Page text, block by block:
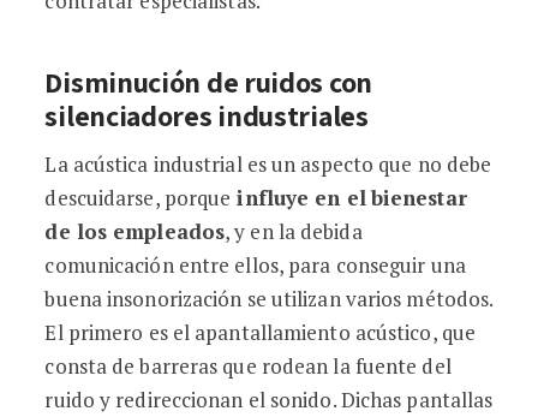
Disminución de ruidos con
silenciadores industriales
La acústica industrial es un aspecto que no debe
descuidarse, porque influye en elbienestar
de los empleados, y en la debida
comunicación entre ellos, para conseguir una
buena insonorización se utilizan varios métodos.
El primero es el apantallamiento acústico, que
consta de barreras que rodean la fuente del
ruido y redireccionan el sonido. Dichas pantallas